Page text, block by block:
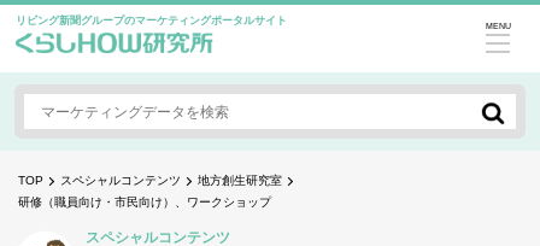
リビング新聞グループのマーケティングポータルサイト MENU
TOP スペシャルコンテンツ
地方創生研究室
研修（職員向け・市民向け）、ワークショップ
スペシャルコンテンツ